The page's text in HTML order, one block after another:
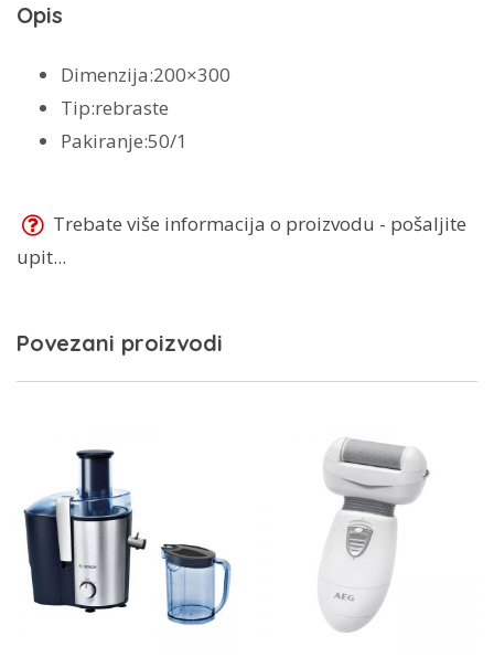
Opis
Dimenzija:200×300
Tip:rebraste
Pakiranje:50/1
Trebate više informacija o proizvodu - pošaljite
upit...
Povezani proizvodi